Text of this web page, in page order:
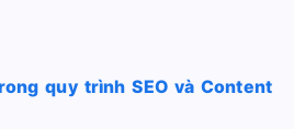
quy trình SEO và Content